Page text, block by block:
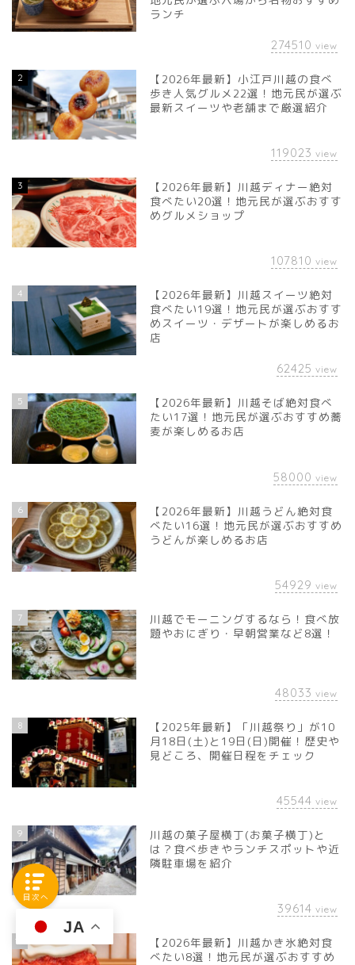
ランチ
274510 view
2
【2026年最新】小江戸川越の食べ
歩き人気グルメ22選！地元民が選ぶ
最新スイーツや老舗まで厳選紹介
119023 view
3
【2026年最新】川越ディナー絶対
食べたい20選！地元民が選ぶおすす
めグルメショップ
107810 view
4
【2026年最新】川越スイーツ絶対
食べたい19選！地元民が選ぶおすす
めスイーツ・デザートが楽しめるお
店
62425 view
5
【2026年最新】川越そば絶対食べ
たい17選！地元民が選ぶおすすめ蕎
麦が楽しめるお店
58000 view
6
【2026年最新】川越うどん絶対食
べたい16選！地元民が選ぶおすすめ
うどんが楽しめるお店
54929 view
7
川越でモーニングするなら！食べ放
題やおにぎり・早朝営業など8選！
48033 view
8
【2025年最新】「川越祭り」が10
月18日(土)と19日(日)開催！歴史や
見どころ、開催日程をチェック
45544 view
9
川越の菓子屋横丁(お菓子横丁)と
は？食べ歩きやランチスポットや近
隣駐車場を紹介
39614 view
10
【2026年最新】川越かき氷絶対食
べたい8選！地元民が選ぶおすすめ
JA
目次へ